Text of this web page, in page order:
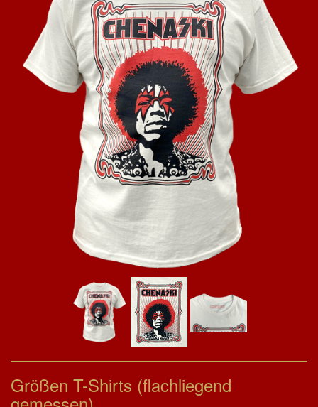
Größen T-Shirts (flachliegend